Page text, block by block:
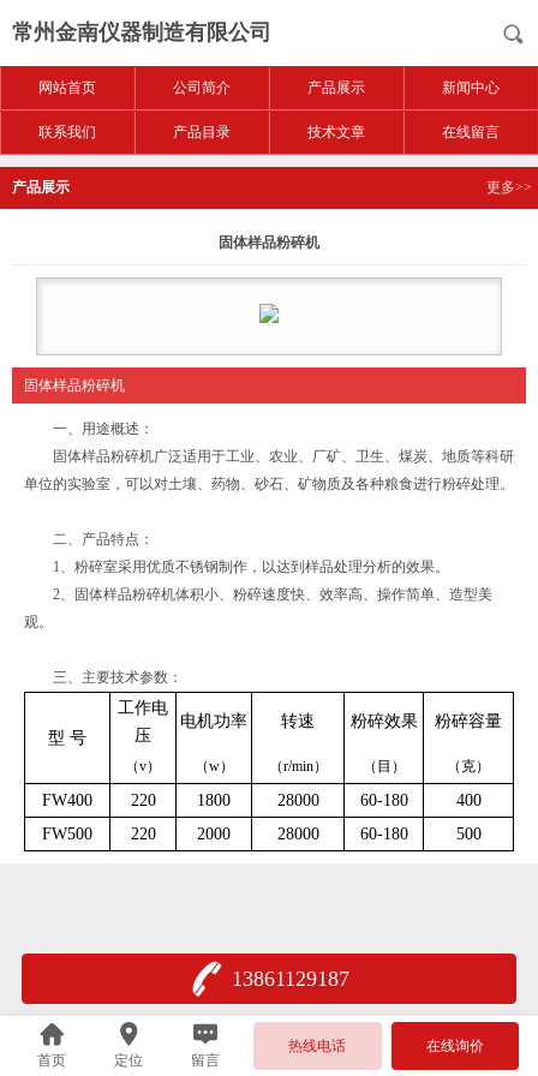
常州金南仪器制造有限公司
网站首页 公司简介 产品展示 新闻中心
联系我们 产品目录 技术文章 在线留言
产品展示 更多>>
固体样品粉碎机
固体样品粉碎机
一、用途概述：
固体样品粉碎机广泛适用于工业、农业、厂矿、卫生、煤炭、地质等科研
单位的实验室，可以对土壤、药物、砂石、矿物质及各种粮食进行粉碎处理。
二、产品特点：
1、粉碎室采用优质不锈钢制作，以达到样品处理分析的效果。
2、固体样品粉碎机体积小、粉碎速度快、效率高、操作简单、造型美
观。
三、主要技术参数：
型 号
工作电
压
电机功率 转速 粉碎效果 粉碎容量
（v） （w） （r/min） （目） （克）
FW400 220 1800 28000 60-180
400
FW500
220 2000 28000 60-180 500
13861129187
首页 定位 留言
热线电话 在线询价